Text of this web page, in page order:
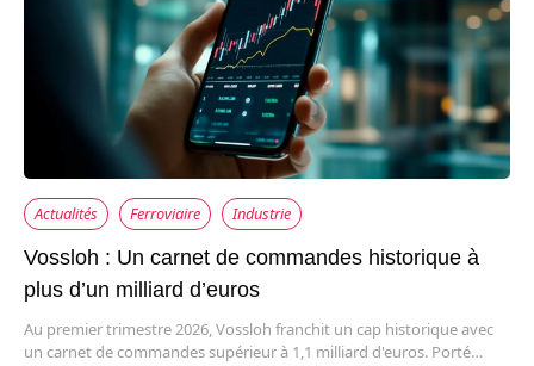
Actualités Ferroviaire Industrie
Vossloh : Un carnet de commandes historique à
plus d’un milliard d’euros
Au premier trimestre 2026, Vossloh franchit un cap historique avec
un carnet de commandes supérieur à 1,1 milliard d'euros. Porté…